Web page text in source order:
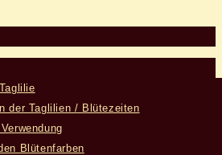
der Taglilien / Blütezeiten
Blütenfarben